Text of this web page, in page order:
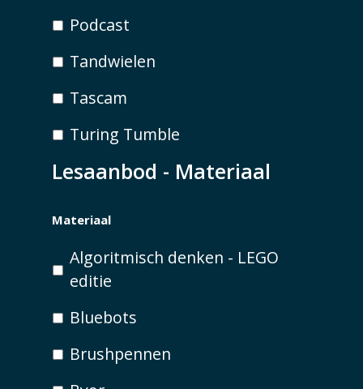
Podcast
Tandwielen
Tascam
Turing Tumble
Lesaanbod - Materiaal
Materiaal
Algoritmisch denken - LEGO
editie
Bluebots
Brushpennen